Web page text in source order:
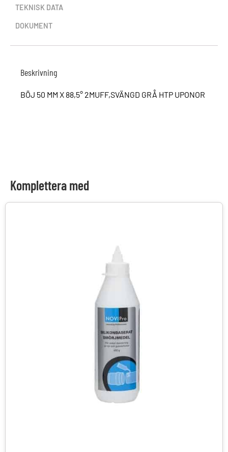
TEKNISK DATA
DOKUMENT
Beskrivning
BÖJ 50 MM X 88,5° 2MUFF,SVÄNGD GRÅ HTP UPONOR
Komplettera med